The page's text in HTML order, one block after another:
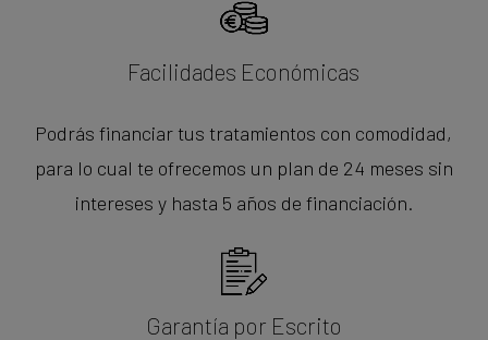
Facilidades Económicas
Podrás financiar tus tratamientos con comodidad,
para lo cual te ofrecemos un plan de 24 meses sin
intereses y hasta 5 años de financiación.
Garantía por Escrito